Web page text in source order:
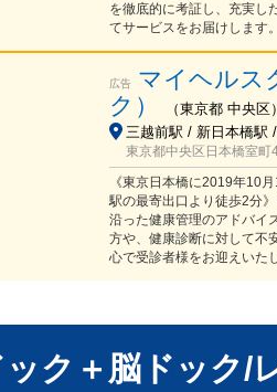
を徹底的に考証し、充実し
てサービスをお届けします。
広告
マイヘルス
ク）
（東京都 中央区）
三越前駅 / 新日本橋駅
東京都中央区日本橋室
《東京日本橋に2019年10
駅の最寄出口より徒歩2分
沿った健康管理のアドバイ
方や、健康診断に対して不
心で受診者様をお迎えいた
ック＋脳ドック/